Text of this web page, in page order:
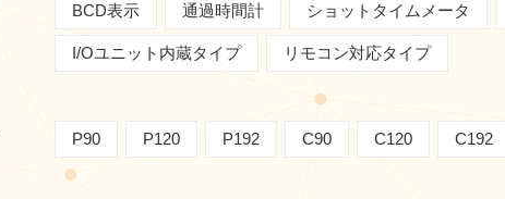
BCD表示 通過時間計 ショットタイムメータ
I/Oユニット内蔵タイプ リモコン対応タイプ
P90 P120 P192 C90 C120 C192